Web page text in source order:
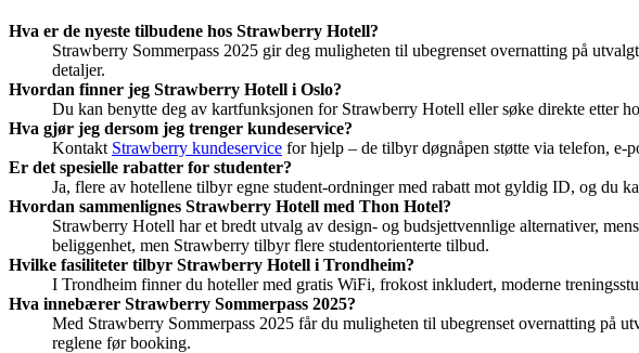
Hva er de nyeste tilbudene hos Strawberry Hotell?
Strawberry Sommerpass 2025 gir deg muligheten til ubegrenset overnatting på
detaljer.
Hvordan finner jeg Strawberry Hotell i Oslo?
Du kan benytte deg av kartfunksjonen for Strawberry Hotell eller søke direkte
Hva gjør jeg dersom jeg trenger kundeservice?
Kontakt Strawberry kundeservice for hjelp – de tilbyr døgnåpen støtte via telefon, e-
Er det spesielle rabatter for studenter?
Ja, flere av hotellene tilbyr egne student-ordninger med rabatt mot gyldig ID, og du
Hvordan sammenlignes Strawberry Hotell med Thon Hotel?
Strawberry Hotell har et bredt utvalg av design- og budsjettvennlige alternativer,
beliggenhet, men Strawberry tilbyr flere studentorienterte tilbud.
Hvilke fasiliteter tilbyr Strawberry Hotell i Trondheim?
I Trondheim finner du hoteller med gratis WiFi, frokost inkludert, moderne
Hva innebærer Strawberry Sommerpass 2025?
Med Strawberry Sommerpass 2025 får du muligheten til ubegrenset overnatting på
reglene før booking.